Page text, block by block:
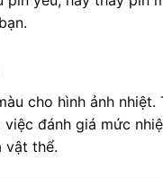
cho hình ảnh
đánh giá mức
vật thể.